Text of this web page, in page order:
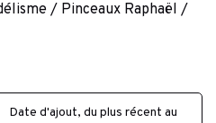
Pinceaux Raphaël
Date d'ajout, du plus récent au